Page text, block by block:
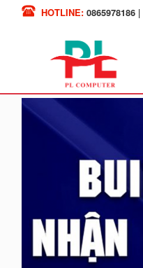
HOTLINE: 0865978186|